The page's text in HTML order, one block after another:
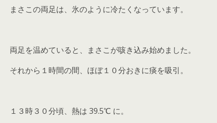
まさこの両足は、氷のように冷たくなっています。
両足を温めていると、まさこが咳き込み始めました。
それから１時間の間、ほぼ１０分おきに痰を吸引。
１３時３０分頃、熱は 39.5℃ に。